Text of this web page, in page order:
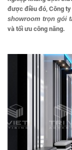
được điều đó, Công
showroom trọn gói
và tối ưu công năng.